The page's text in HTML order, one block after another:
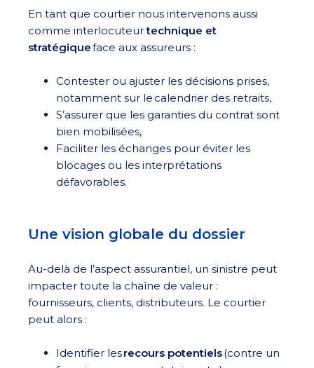
En tant que courtier nous intervenons aussi
comme interlocuteurtechnique et
stratégiqueface aux assureurs :
Contester ou ajuster les décisions prises,
notamment sur le calendrier des retraits,
S’assurer que les garanties du contrat sont
bien mobilisées,
Faciliter les échanges pour éviter les
blocages ou les interprétations
défavorables.
Une vision globale du dossier
Au-delà de l’aspect assurantiel, un sinistre peut
impacter toute la chaîne de valeur :
fournisseurs, clients, distributeurs. Le courtier
peut alors :
Identifier lesrecours potentiels(contre un